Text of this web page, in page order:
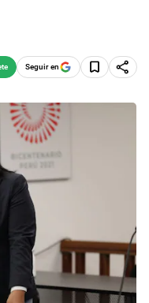
Seguir en